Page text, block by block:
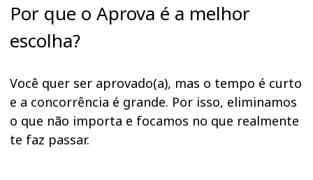
Por que o Aprova é a melhor
escolha?
Você quer ser aprovado(a), mas o tempo é curto
e a concorrência é grande. Por isso, eliminamos
o que não importa e focamos no que realmente
te faz passar.